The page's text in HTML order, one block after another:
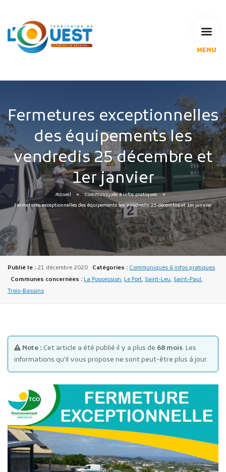
MENU
Espace Pédagogique
RECHERCHE
CALENDRIERS DE COLLECTE
MES DÉMARCHES
Plans d'accès
Fermetures exceptionnelles
des équipements les
vendredis 25 décembre et
1er janvier
Accueil
Communiqués & infos pratiques
Fermetures exceptionnelles des équipements les vendredis 25 décembre et 1er janvier
Publié le : 21 décembre 2020 Catégories : Communiqués & infos pratiques
Communes concernées : La Possession,Le Port, Saint-Leu, Saint-Paul,
Trois-Bassins
Note : Cet article a été publié il y a plus de 68 mois. Les
informations qu'il vous propose ne sont peut-être plus à jour.